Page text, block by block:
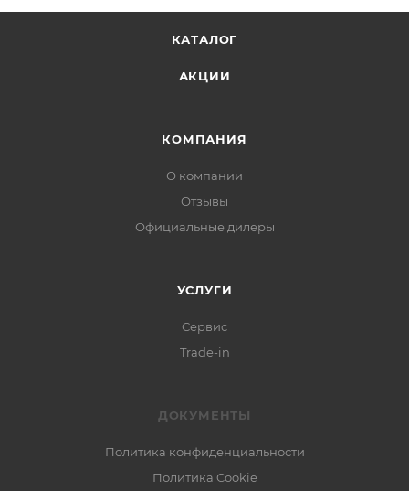
КАТАЛОГ
АКЦИИ
КОМПАНИЯ
О компании
Отзывы
Официальные дилеры
УСЛУГИ
Сервис
Trade-in
ДОКУМЕНТЫ
Политика конфиденциальности
Политика Cookie